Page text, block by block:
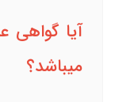
آیا
میباشد؟